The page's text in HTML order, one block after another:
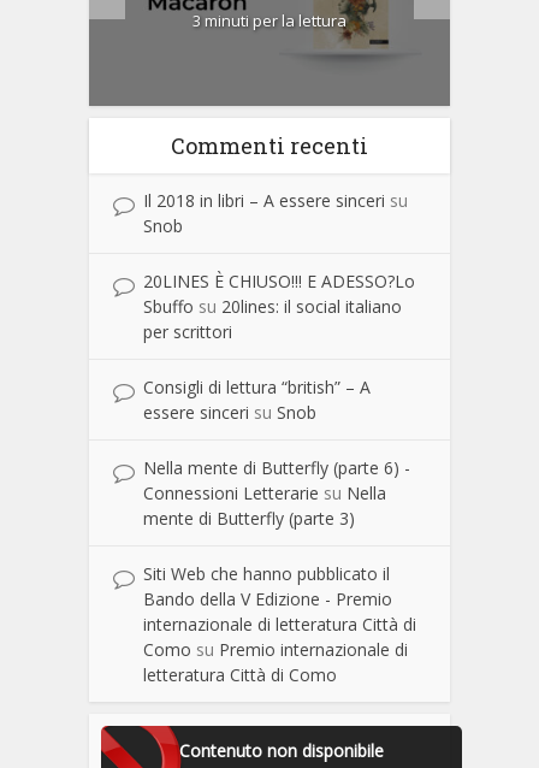
3 minuti per la lettura
Commenti recenti
Il 2018 in libri – A essere sinceri su
Snob
20LINES È CHIUSO!!! E ADESSO?Lo
Sbuffo su 20lines: il social italiano
per scrittori
Consigli di lettura “british” – A
essere sinceri su Snob
Nella mente di Butterfly (parte 6) -
Connessioni Letterarie su Nella
mente di Butterfly (parte 3)
Siti Web che hanno pubblicato il
Bando della V Edizione - Premio
internazionale di letteratura Città di
Como su Premio internazionale di
letteratura Città di Como
Contenuto non disponibile